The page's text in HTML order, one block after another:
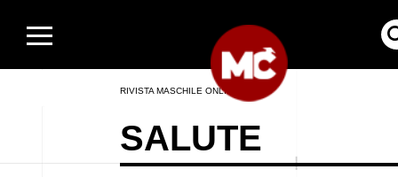
RIVISTA MASCHILE ONLINE
SALUTE